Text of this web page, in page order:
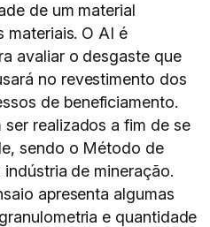
de um material
materiais. O AI é
avaliar o desgaste que
no revestimento dos
de beneficiamento.
realizados a fim de se
sendo o Método de
de mineração.
apresenta algumas
e quantidade